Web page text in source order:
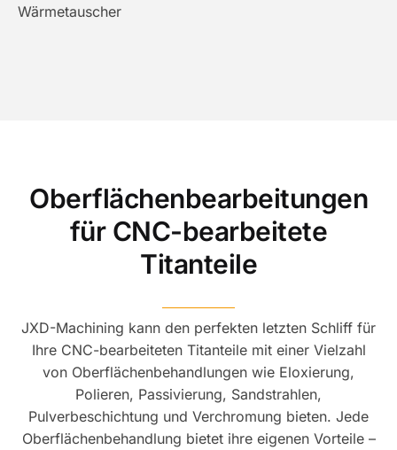
Wärmetauscher
Oberflächenbearbeitungen
für CNC-bearbeitete
Titanteile
JXD-Machining kann den perfekten letzten Schliff für
Ihre CNC-bearbeiteten Titanteile mit einer Vielzahl
von Oberflächenbehandlungen wie Eloxierung,
Polieren, Passivierung, Sandstrahlen,
Pulverbeschichtung und Verchromung bieten. Jede
Oberflächenbehandlung bietet ihre eigenen Vorteile –